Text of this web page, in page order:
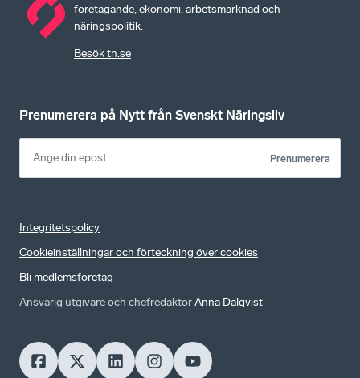
företagande, ekonomi, arbetsmarknad och
näringspolitik.
Besök tn.se
Prenumerera på Nytt från Svenskt Näringsliv
Prenumerera
Integritetspolicy
Cookieinställningar och förteckning över cookies
Bli medlemsföretag
Ansvarig utgivare och chefredaktörAnna Dalqvist